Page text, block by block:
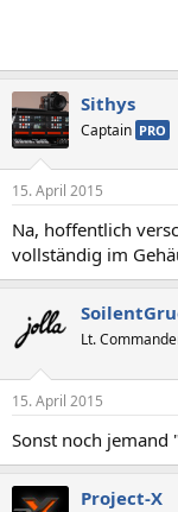
Sithys
Captain PRO
15. April 2015
Na, hoffentlich
vollständig im
Lt.
15. April 2015
Sonst noch jemand
Project-X